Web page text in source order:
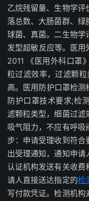
乙烷残留量、生物学评
落总数、大肠菌群、
球菌、真菌。二生物学
发型超敏反应等。医
2011 《医用外科口罩
粒过滤效率，过滤颗
高。医用防护口罩检
防护口罩技术要求;检
滤颗粒类型，细菌过滤
吸气阻力，不应有呼吸
步：申请受理收到符合
出受理通知，通知申请
认证机构发送有关收费
请人直接送达指定的检
写付款凭证。检测机